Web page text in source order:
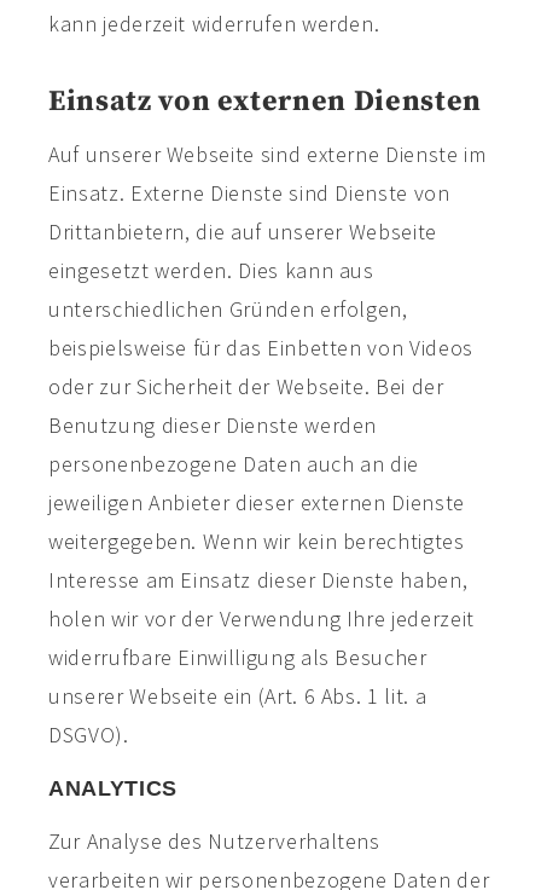
kann jederzeit widerrufen werden.
Einsatz von externen Diensten
Auf unserer Webseite sind externe Dienste im
Einsatz. Externe Dienste sind Dienste von
Drittanbietern, die auf unserer Webseite
eingesetzt werden. Dies kann aus
unterschiedlichen Gründen erfolgen,
beispielsweise für das Einbetten von Videos
oder zur Sicherheit der Webseite. Bei der
Benutzung dieser Dienste werden
personenbezogene Daten auch an die
jeweiligen Anbieter dieser externen Dienste
weitergegeben. Wenn wir kein berechtigtes
Interesse am Einsatz dieser Dienste haben,
holen wir vor der Verwendung Ihre jederzeit
widerrufbare Einwilligung als Besucher
unserer Webseite ein (Art. 6 Abs. 1 lit. a
DSGVO).
ANALYTICS
Zur Analyse des Nutzerverhaltens
verarbeiten wir personenbezogene Daten der